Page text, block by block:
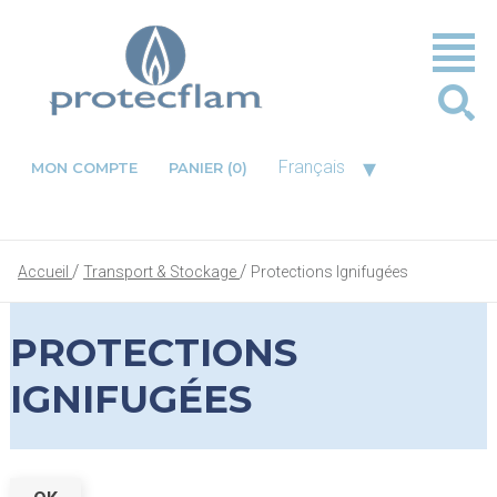
MON COMPTE PANIER (0) Français ▾
Accueil Transport & Stockage Protections Ignifugées
PROTECTIONS
IGNIFUGÉES